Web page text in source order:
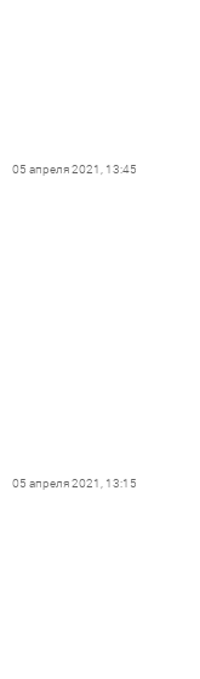
05 апреля 2021, 13:45
05 апреля 2021, 13:15